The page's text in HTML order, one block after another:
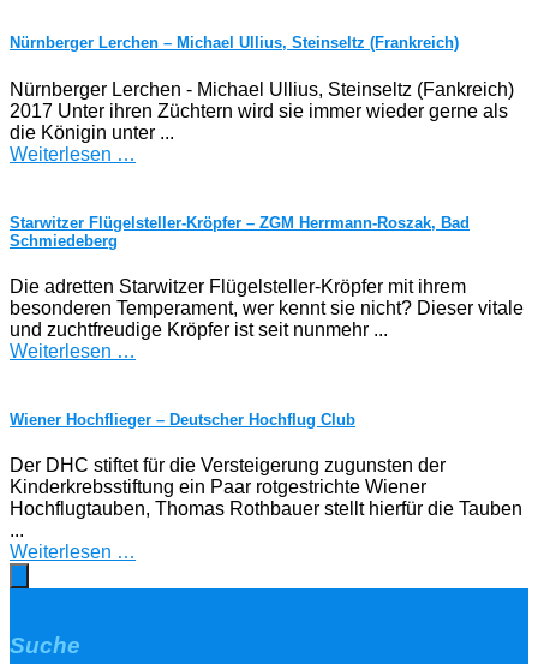
Nürnberger Lerchen – Michael Ullius, Steinseltz (Frankreich)
Nürnberger Lerchen - Michael Ullius, Steinseltz (Fankreich)
2017 Unter ihren Züchtern wird sie immer wieder gerne als
die Königin unter ...
Weiterlesen …
Starwitzer Flügelsteller-Kröpfer – ZGM Herrmann-Roszak, Bad
Schmiedeberg
Die adretten Starwitzer Flügelsteller-Kröpfer mit ihrem
besonderen Temperament, wer kennt sie nicht? Dieser vitale
und zuchtfreudige Kröpfer ist seit nunmehr ...
Weiterlesen …
Wiener Hochflieger – Deutscher Hochflug Club
Der DHC stiftet für die Versteigerung zugunsten der
Kinderkrebsstiftung ein Paar rotgestrichte Wiener
Hochflugtauben, Thomas Rothbauer stellt hierfür die Tauben
...
Weiterlesen …
Suche